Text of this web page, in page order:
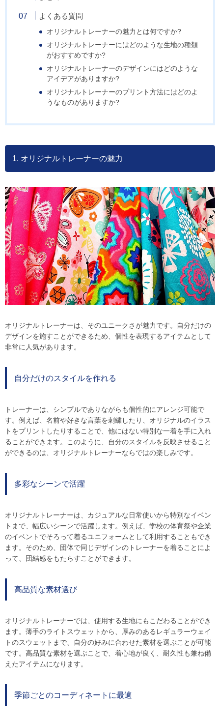
よくある質問
オリジナルトレーナーの魅力とは何ですか?
オリジナルトレーナーにはどのような生地の種類
がおすすめですか?
オリジナルトレーナーのデザインにはどのような
アイデアがありますか?
オリジナルトレーナーのプリント方法にはどのよ
うなものがありますか?
1. オリジナルトレーナーの魅力
オリジナルトレーナーは、そのユニークさが魅力です。自分だけの
デザインを施すことができるため、個性を表現するアイテムとして
非常に人気があります。
自分だけのスタイルを作れる
トレーナーは、シンプルでありながらも個性的にアレンジ可能で
す。例えば、名前や好きな言葉を刺繍したり、オリジナルのイラス
トをプリントしたりすることで、他にはない特別な一着を手に入れ
ることができます。このように、自分のスタイルを反映させること
ができるのは、オリジナルトレーナーならではの楽しみです。
多彩なシーンで活躍
オリジナルトレーナーは、カジュアルな日常使いから特別なイベン
トまで、幅広いシーンで活躍します。例えば、学校の体育祭や企業
のイベントでそろって着るユニフォームとして利用することもでき
ます。そのため、団体で同じデザインのトレーナーを着ることによ
って、団結感をもたらすことができます。
高品質な素材選び
オリジナルトレーナーでは、使用する生地にもこだわることができ
ます。薄手のライトスウェットから、厚みのあるレギュラーウェイ
トのスウェットまで、自分の好みに合わせた素材を選ぶことが可能
です。高品質な素材を選ぶことで、着心地が良く、耐久性も兼ね備
えたアイテムになります。
季節ごとのコーディネートに最適